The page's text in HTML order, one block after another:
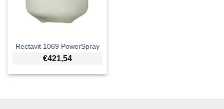
Rectavit 1069 PowerSpray
€421,54